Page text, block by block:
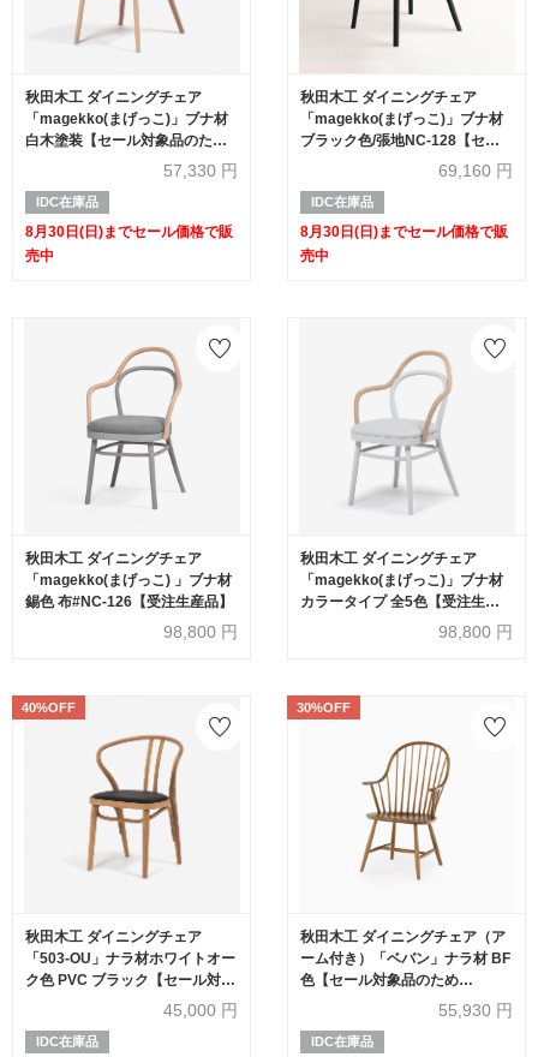
秋田木工 ダイニングチェア
「magekko(まげっこ)」ブナ材
白木塗装【セール対象品のため
57,330 円
IDC在庫品
8月30日(日)までセール価格で販
売中
秋田木工 ダイニングチェア
「magekko(まげっこ)」ブナ材
ブラック色/張地NC-128【セー
ル対象品のため30%OFF】
69,160 円
IDC在庫品
8月30日(日)までセール価格で販
売中
秋田木工 ダイニングチェア
「magekko(まげっこ) 」ブナ材
錫色 布#NC-126【受注生産品】
98,800 円
秋田木工 ダイニングチェア
「magekko(まげっこ)」ブナ材
カラータイプ 全5色【受注生産
98,800 円
40%OFF
秋田木工 ダイニングチェア
「503-OU」ナラ材ホワイトオー
ク色 PVC ブラック【セール対象
45,000 円
IDC在庫品
30%OFF
秋田木工 ダイニングチェア（ア
ーム付き）「ベバン」ナラ材 BF
色【セール対象品のため
55,930 円
IDC在庫品